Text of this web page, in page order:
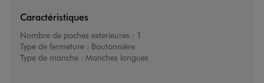
Caractéristiques
Nombre de poches exterieures : 1
Type de fermeture : Boutonnière
Type de manche : Manches longues